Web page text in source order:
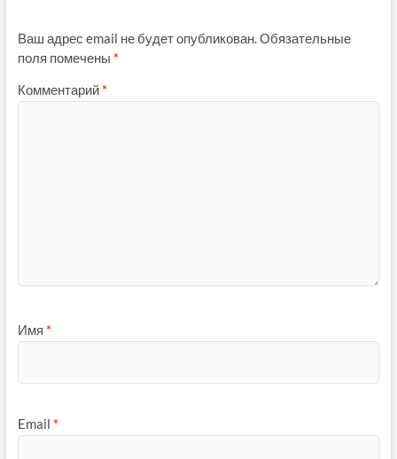
Ваш адрес email не будет опубликован.Обязательные
поля помечены *
Комментарий *
Имя *
Email *